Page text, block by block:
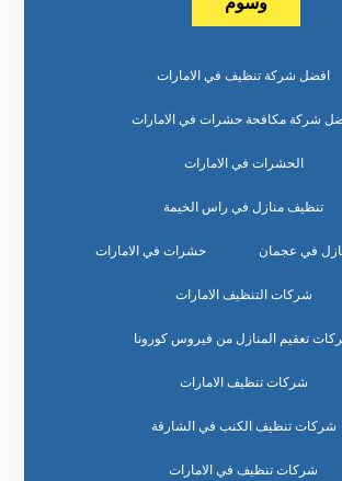
افضل شركة تنظيف في الامارات
شركة مكافحة حشرات في الامارات
الحشرات في الامارات
تنظيف منازل في راس الخيمة
في عجمان حشرات في الامارات
شركات التنظيف الامارات
تعقيم المنازل من فيروس كورونا
شركات تنظيف الامارات
شركات تنظيف الكنب في الشارقة
شركات تنظيف في الامارات